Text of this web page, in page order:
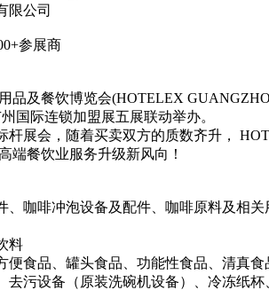
限公司
参展商
品及餐饮博览会(HOTELEX
国际连锁加盟展五展联动举办。
杆展会，随着买卖双方的质数齐升，
端餐饮业服务升级新风向！
、咖啡冲泡设备及配件、咖啡原料及相
料
便食品、罐头食品、功能性食品、清真食
去污设备（原装洗碗机设备）、冷冻纸